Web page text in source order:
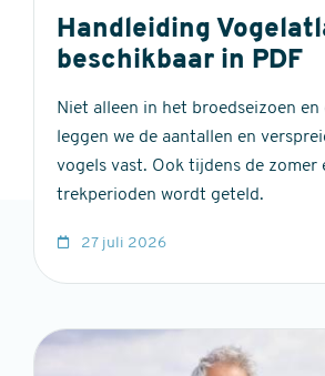
Handleiding
beschikbaar in PDF
Niet alleen in het broedseizoen
leggen we de aantallen en
vogels vast. Ook tijdens de zomer
trekperioden wordt geteld.
27 juli 2026